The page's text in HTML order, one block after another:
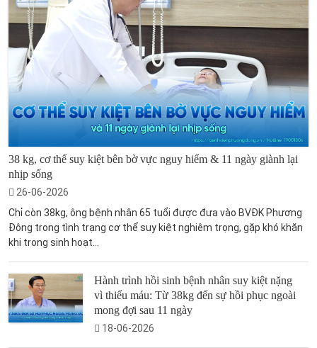
38 kg, cơ thể suy kiệt bên bờ vực nguy hiểm & 11 ngày giành lại
nhịp sống
26-06-2026
Chỉ còn 38kg, ông bệnh nhân 65 tuổi được đưa vào BVĐK Phương
Đông trong tình trạng cơ thể suy kiệt nghiêm trọng, gặp khó khăn
khi trong sinh hoạt...
Hành trình hồi sinh bệnh nhân suy kiệt nặng
vì thiếu máu: Từ 38kg đến sự hồi phục ngoài
mong đợi sau 11 ngày
18-06-2026